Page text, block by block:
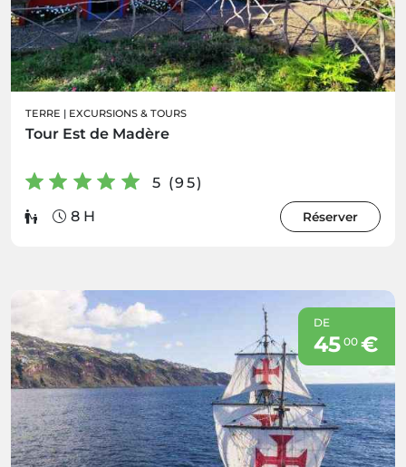
TERRE | EXCURSIONS & TOURS
Tour Est de Madère
5 (95)
8 H
Réserver
DE
45 00€